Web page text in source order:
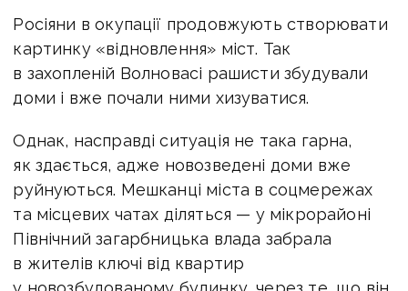
Росіяни в окупації продовжують створювати
картинку «відновлення» міст. Так
в захопленій Волновасі рашисти збудували
доми і вже почали ними хизуватися.
Однак, насправді ситуація не така гарна,
як здається, адже новозведені доми вже
руйнуються. Мешканці міста в соцмережах
та місцевих чатах діляться — у мікрорайоні
Північний загарбницька влада забрала
в жителів ключі від квартир